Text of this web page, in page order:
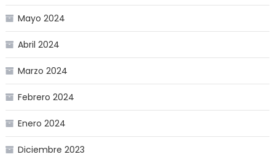
Mayo 2024
Abril 2024
Marzo 2024
Febrero 2024
Enero 2024
Diciembre 2023